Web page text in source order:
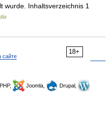
wurde. Inhaltsverzeichnis 1
18+
сайте
Joomla,
Drupal,